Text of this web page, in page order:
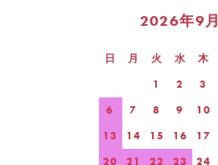
2026年9月
日 月 火 水 木
1
2 3
6
7 8 9 10
13
14 15 16 17
20
21 22 23 24